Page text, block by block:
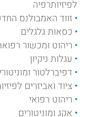
לפיזיותרפיה
זווד האמבולנס
כסאות גלגלים
ריהוט ומכשור
עגלות ניקיון
דפיברלטור
ציוד ואביזרים
ריהוט רפואי
אקג ומוניטורים